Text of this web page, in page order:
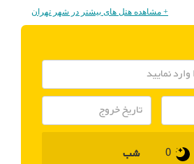
+ مشاهده هتل های بیشتر در شهر تهران
شب